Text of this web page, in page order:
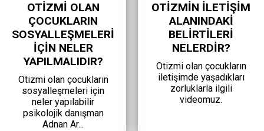
OTIZMI OLAN
ÇOCUKLARIN
SOSYALLEŞMELERI
IÇIN NELER
YAPILMALIDIR?
Otizmi olan çocukların
sosyalleşmeleri için
neler yapılabilir
psikolojik danışman
Adnan Ar...
OTIZMIN ILETIŞIM
ALANINDAKI
BELIRTILERI
NELERDIR?
Otizmi olan çocukların
iletişimde yaşadıkları
zorluklarla ilgili
videomuz.